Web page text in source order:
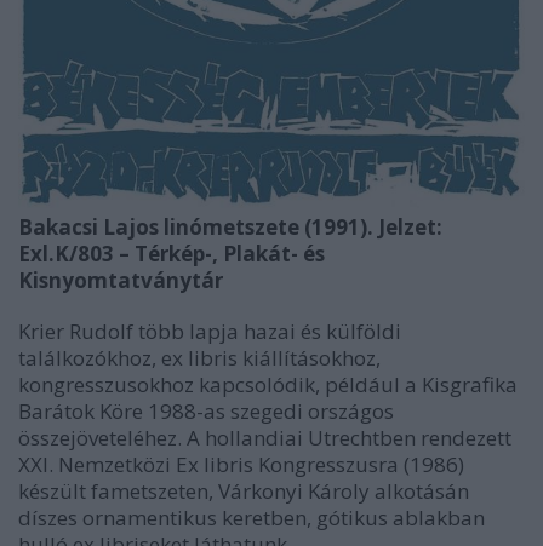
Bakacsi Lajos linómetszete (1991). Jelzet:
Exl.K/803 – Térkép-, Plakát- és
Kisnyomtatványtár
Krier Rudolf több lapja hazai és külföldi
találkozókhoz, ex libris kiállításokhoz,
kongresszusokhoz kapcsolódik, például a Kisgrafika
Barátok Köre 1988-as szegedi országos
összejöveteléhez. A hollandiai Utrechtben rendezett
XXI. Nemzetközi Ex libris Kongresszusra (1986)
készült fametszeten, Várkonyi Károly alkotásán
díszes ornamentikus keretben, gótikus ablakban